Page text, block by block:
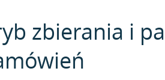
zbierania i